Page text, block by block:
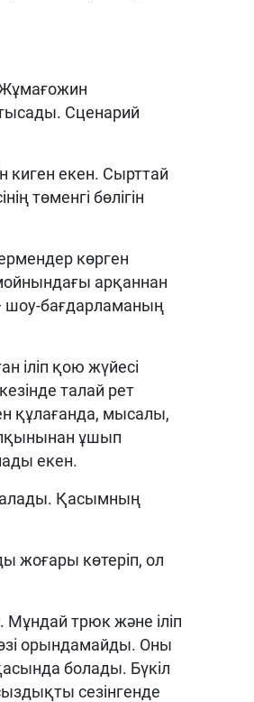
Сценарий
киген екен. Сырттай
төменгі бөлігін
көрген
арқаннан
шоу-бағдарламаның
іліп қою жүйесі
талай рет
құлағанда, мысалы,
ұшып
екен.
алады. Қасымның
жоғары көтеріп, ол
Мұндай трюк және іліп
орындамайды. Оны
болады. Бүкіл
сезінгенде